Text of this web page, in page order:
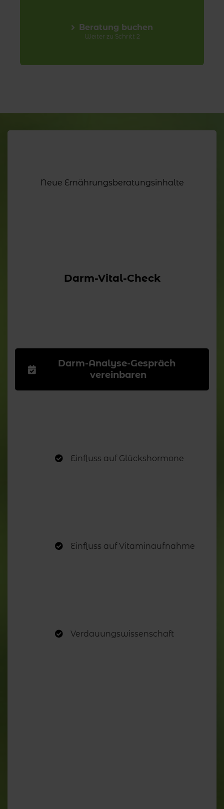
Beratung buchen
Weiter zu Schritt 2
Neue Ernährungsberatungsinhalte
Darm-Vital-Check
Darm-Analyse-Gespräch
vereinbaren
Einfluss auf Glückshormone
Einfluss auf Vitaminaufnahme
Verdauungswissenschaft